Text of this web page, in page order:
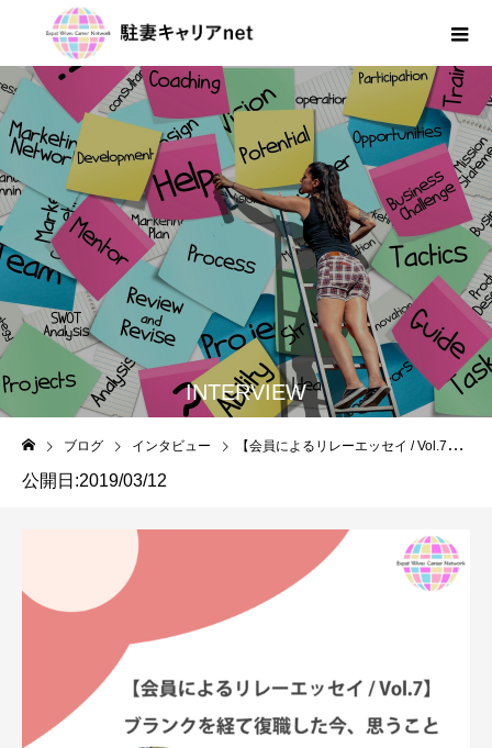
INTERVIEW
ブログ インタビュー 【会員によるリレーエッセイ / Vol.7】宇田葉子さん～ブランクを経て復職した今、思うこと
公開日:2019/03/12